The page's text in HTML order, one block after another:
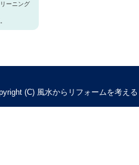
ーニング
(C) 風水からリフォームを考え